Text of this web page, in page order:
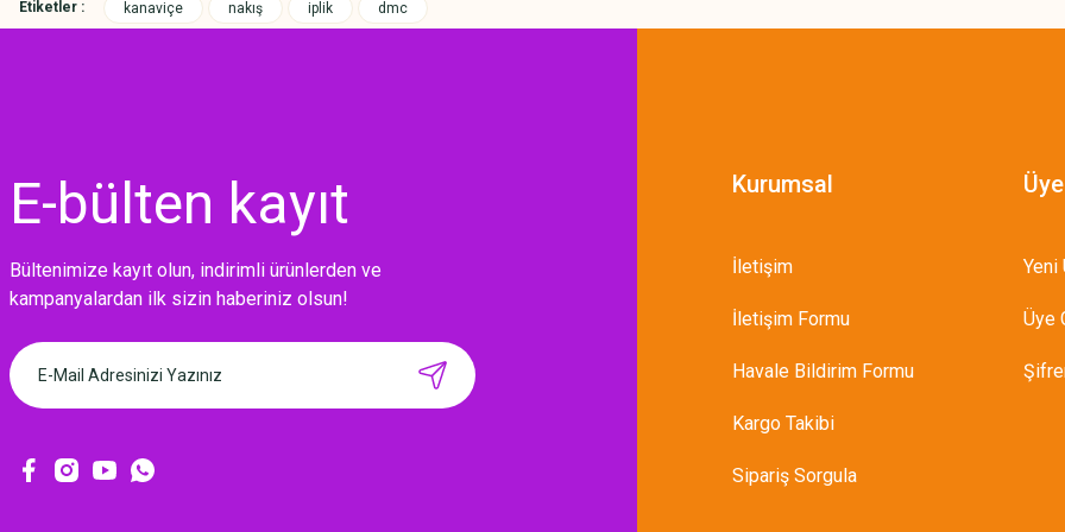
MIKNATISLI İĞNE TUTUCU-BAHAR
160,00 TL
Etiketler : kanaviçe nakış iplik dmc
E-bülten kayıt
Bültenimize kayıt olun, indirimli ürünlerden ve
kampanyalardan ilk sizin haberiniz olsun!
Kurumsal
İletişim
İletişim Formu
Havale Bildirim Formu
Kargo Takibi
Sipariş Sorgula
Yeni
Üye